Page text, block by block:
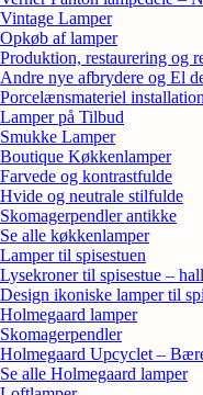
Vintage Lamper
Opkøb af lamper
Produktion, restaurering og
Andre nye afbrydere og El
Porcelænsmateriel
Lamper på Tilbud
Smukke Lamper
Boutique Køkkenlamper
Farvede og kontrastfulde
Hvide og neutrale stilfulde
Skomagerpendler antikke
Se alle køkkenlamper
Lamper til spisestuen
Lysekroner til spisestue –
Design ikoniske lamper til
Holmegaard lamper
Skomagerpendler
Holmegaard Upcyclet –
Se alle Holmegaard lamper